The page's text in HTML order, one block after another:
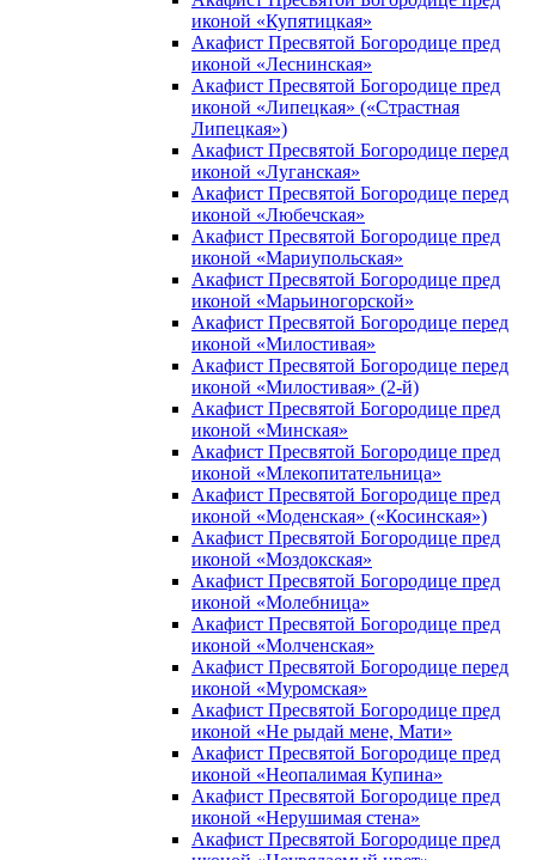
иконой «Купятицкая»
Акафист Пресвятой Богородице пред
иконой «Леснинская»
Акафист Пресвятой Богородице пред
иконой «Липецкая» («Страстная
Липецкая»)
Акафист Пресвятой Богородице перед
иконой «Луганская»
Акафист Пресвятой Богородице перед
иконой «Любечская»
Акафист Пресвятой Богородице пред
иконой «Мариупольская»
Акафист Пресвятой Богородице пред
иконой «Марьиногорской»
Акафист Пресвятой Богородице перед
иконой «Милостивая»
Акафист Пресвятой Богородице перед
иконой «Милостивая» (2-й)
Акафист Пресвятой Богородице пред
иконой «Минская»
Акафист Пресвятой Богородице пред
иконой «Млекопитательница»
Акафист Пресвятой Богородице пред
иконой «Моденская» («Косинская»)
Акафист Пресвятой Богородице пред
иконой «Моздокская»
Акафист Пресвятой Богородице пред
иконой «Молебница»
Акафист Пресвятой Богородице пред
иконой «Молченская»
Акафист Пресвятой Богородице перед
иконой «Муромская»
Акафист Пресвятой Богородице пред
иконой «Не рыдай мене, Мати»
Акафист Пресвятой Богородице пред
иконой «Неопалимая Купина»
Акафист Пресвятой Богородице пред
иконой «Нерушимая стена»
Акафист Пресвятой Богородице пред